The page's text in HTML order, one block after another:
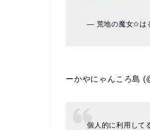
— 荒地の魔女✩は
ーかやにゃんころ島
個人的に利用して